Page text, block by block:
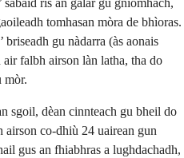
ris an galar gu gnìomhach,
tomhasan mòra de bhìoras.
briseadh gu nàdarra (às aonais
air falbh airson làn latha, tha do
mòr.
sgoil, dèan cinnteach gu bheil do
co-dhiù 24 uairean gun
gus an fhiabhras a lughdachadh,